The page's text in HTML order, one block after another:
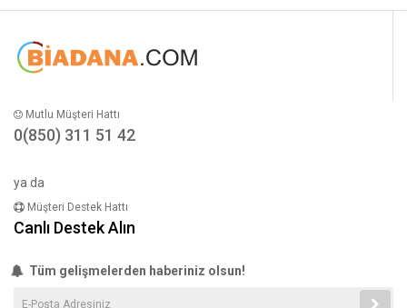
Mutlu Müşteri Hattı
0(850) 311 51 42
ya da
Müşteri Destek Hattı
Canlı Destek Alın
Tüm gelişmelerden haberiniz olsun!